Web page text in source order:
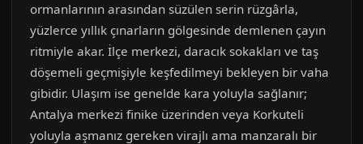
ormanlarının arasından süzülen serin rüzgârla,
yüzlerce yıllık çınarların gölgesinde demlenen çayın
ritmiyle akar. İlçe merkezi, daracık sokakları ve taş
döşemeli geçmişiyle keşfedilmeyi bekleyen bir vaha
gibidir. Ulaşım ise genelde kara yoluyla sağlanır;
Antalya merkezi finike üzerinden veya Korkuteli
yoluyla aşmanız gereken virajlı ama manzaralı bir